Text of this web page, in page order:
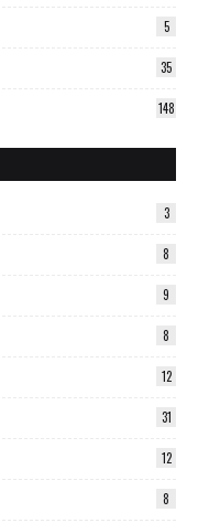
5
35
148
3
8
9
8
12
31
12
8